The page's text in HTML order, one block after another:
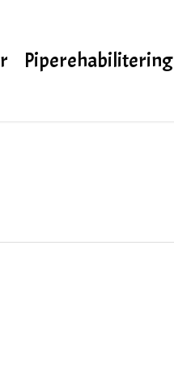
Piperehabilitering